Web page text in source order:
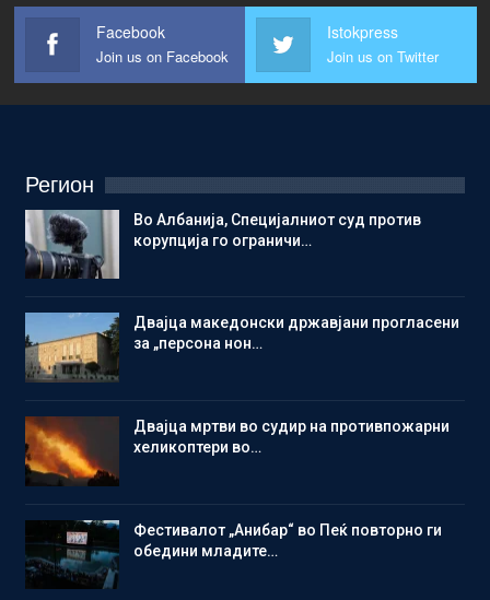
Facebook
Join us on Facebook
Istokpress
Join us on Twitter
Регион
Во Албанија, Специјалниот суд против
корупција го ограничи…
Двајца македонски државјани прогласени
за „персона нон…
Двајца мртви во судир на противпожарни
хеликоптери во…
Фестивалот „Анибар“ во Пеќ повторно ги
обедини младите…